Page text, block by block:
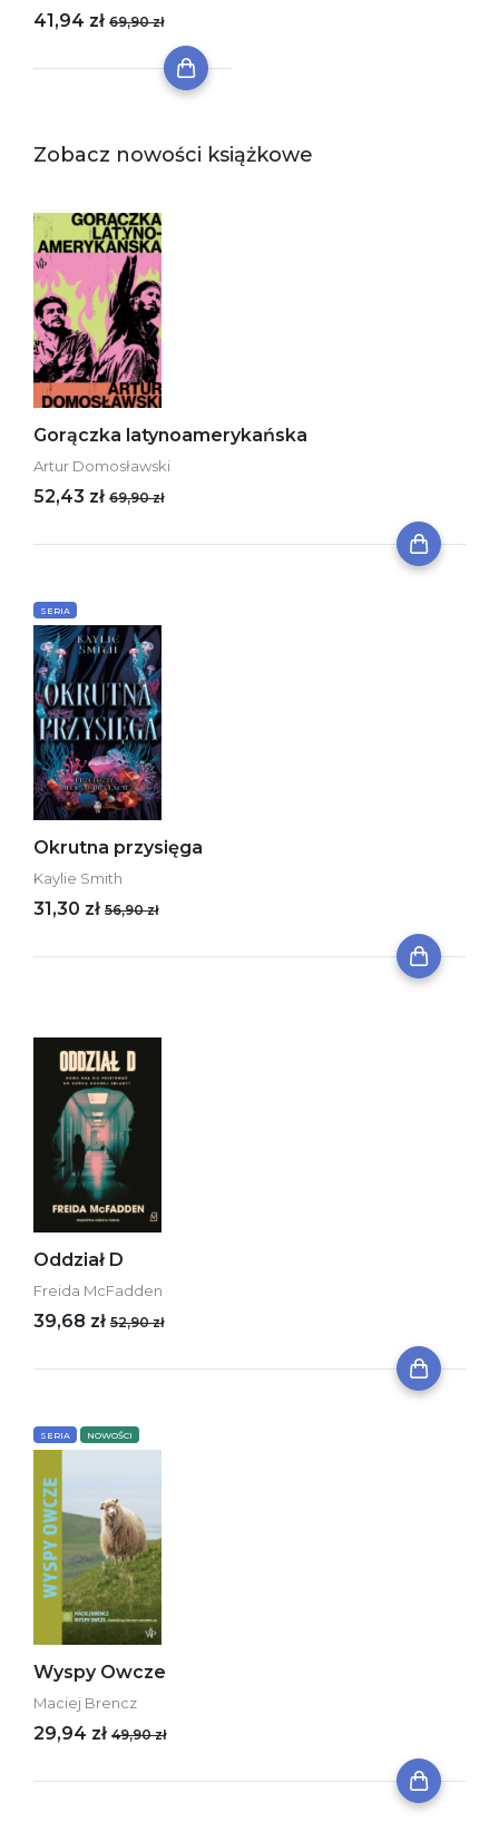
41,94 zł 69,90 zł
Zobacz nowości książkowe
Gorączka latynoamerykańska
Artur Domosławski
52,43 zł 69,90 zł
SERIA
Okrutna przysięga
Kaylie Smith
31,30 zł 56,90 zł
Oddział D
Freida McFadden
39,68 zł 52,90 zł
SERIA NOWOŚCI
Wyspy Owcze
Maciej Brencz
29,94 zł 49,90 zł